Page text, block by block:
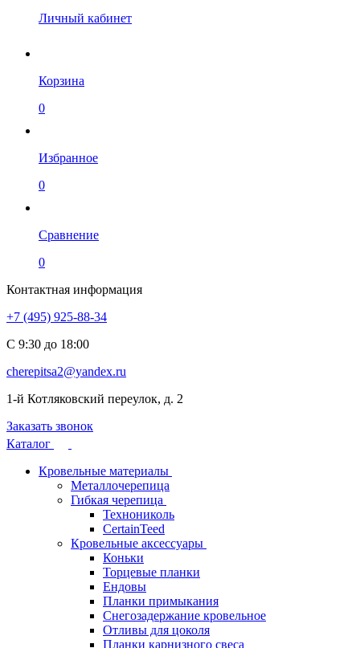
Личный кабинет
Корзина
0
Избранное
0
Сравнение
0
Контактная информация
+7 (495) 925-88-34
С 9:30 до 18:00
cherepitsa2@yandex.ru
1-й Котляковский переулок, д. 2
Заказать звонок
Каталог
Кровельные материалы
Металлочерепица
Гибкая черепица
Технониколь
CertainTeed
Кровельные аксессуары
Коньки
Торцевые планки
Ендовы
Планки примыкания
Снегозадержание кровельное
Отливы для цоколя
Планки карнизного свеса